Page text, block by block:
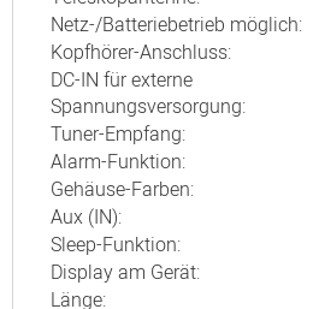
Netz-/Batteriebetrieb möglich:
Kopfhörer-Anschluss:
DC-IN für externe
Spannungsversorgung:
Tuner-Empfang:
Alarm-Funktion:
Gehäuse-Farben:
Aux (IN):
Sleep-Funktion:
Display am Gerät:
Länge: